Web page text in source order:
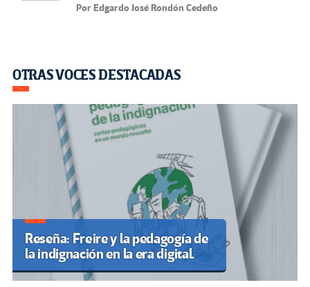
Por Edgardo José Rondón Cedeño
OTRAS VOCES DESTACADAS
Reseña: Freire y la pedagogía de
la indignación en la era digital.